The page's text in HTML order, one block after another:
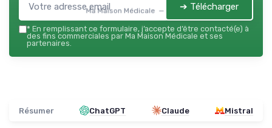
Ma Maison Médicale — 2026➔ Télécharger
* En remplissant ce formulaire, j’accepte d’être contacté(e) à
des fins commerciales par Ma Maison Médicale et ses
partenaires.
Résumer ChatGPT Claude Mistral